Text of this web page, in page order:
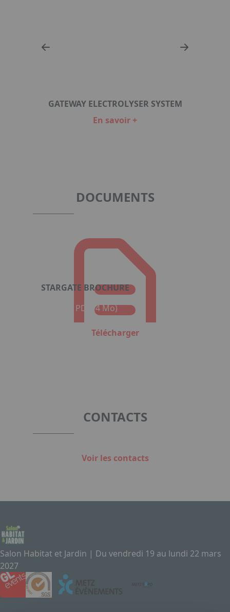
GATEWAY ELECTROLYSER SYSTEM
En savoir +
DOCUMENTS
STARGATE BROCHURE
Format : PDF (4 Mo)
Télécharger
CONTACTS
Voir les contacts
Salon Habitat et Jardin | Du vendredi 19 au lundi 22 mars
2027